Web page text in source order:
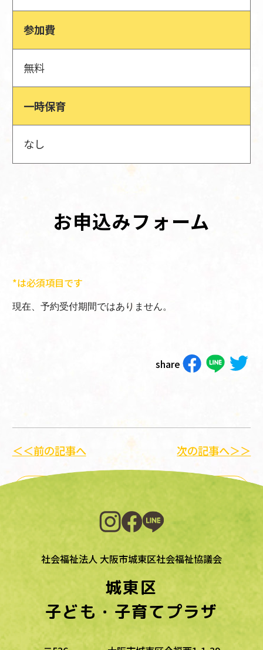
参加費
無料
一時保育
なし
お申込みフォーム
*は必須項目です
現在、予約受付期間ではありません。
share
＜＜前の記事へ 次の記事へ＞＞
社会福祉法人 大阪市城東区社会福祉協議会
城東区
子ども・子育てプラザ